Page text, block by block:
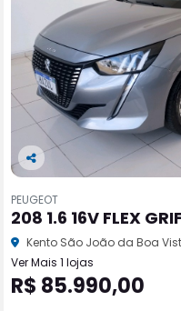
Co
pa
rtil
he
PEUGEOT
208 1.6 16V FLEX
Kento São João da Boa
Ver Mais 1 lojas
R$ 85.990,00